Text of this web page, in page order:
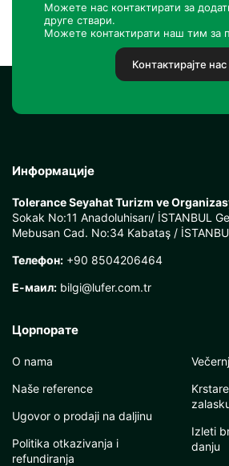
Можете нас контактирати за
друге ствари.
Можете контактирати наш тим за
Контактирајте нас
Информације
Tolerance Seyahat Turizm ve
Sokak No:11 Anadoluhisarı/ İSTANBUL
Mebusan Cad. No:34 Kabataş /
Телефон: +90 8504206464
Е-маил: bilgi@lufer.com.tr
Цорпорате
O nama
Naše reference
Ugovor o prodaji na daljinu
Politika otkazivanja i
refundiranja
Izleti
danju